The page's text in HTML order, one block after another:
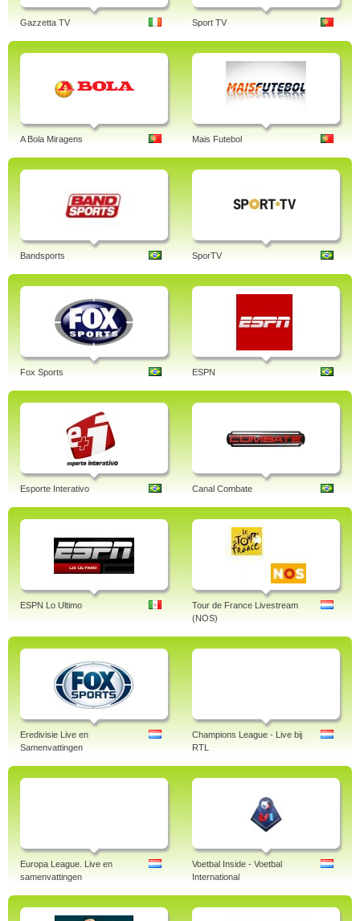
Gazzetta TV Sport TV
A Bola Miragens Mais Futebol
Bandsports SporTV
Fox Sports ESPN
Esporte Interativo Canal Combate
ESPN Lo Ultimo
Tour de France Livestream
(NOS)
Eredivisie Live en
Samenvattingen
Champions League - Live bij
RTL
Europa League. Live en
samenvattingen
Voetbal Inside - Voetbal
International